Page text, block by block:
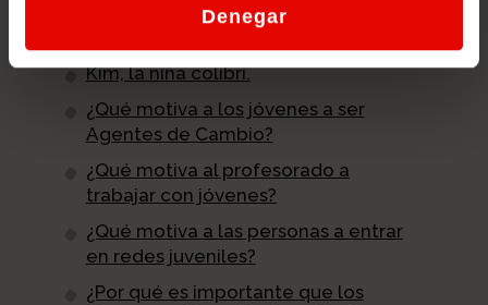
Denegar
Kim, la niña colibrí.
¿Qué motiva a los jóvenes a ser
Agentes de Cambio?
¿Qué motiva al profesorado a
trabajar con jóvenes?
¿Qué motiva a las personas a entrar
en redes juveniles?
¿Por qué es importante que los